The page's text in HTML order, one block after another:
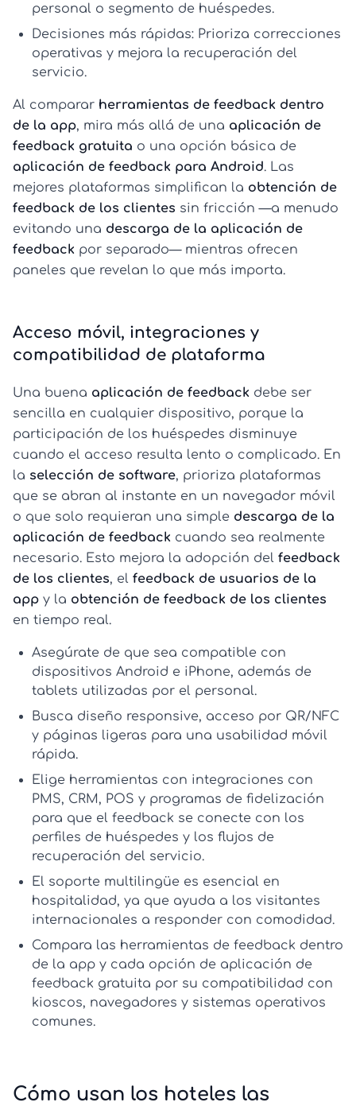
personal o segmento de huéspedes.
Decisiones más rápidas: Prioriza correcciones
operativas y mejora la recuperación del
servicio.
Al comparar herramientas de feedback dentro
de la app, mira más allá de una aplicación de
feedback gratuita o una opción básica de
aplicación de feedback para Android. Las
mejores plataformas simplifican la obtención de
feedback de los clientes sin fricción —a menudo
evitando una descarga de la aplicación de
feedback por separado— mientras ofrecen
paneles que revelan lo que más importa.
Acceso móvil, integraciones y
compatibilidad de plataforma
Una buena aplicación de feedback debe ser
sencilla en cualquier dispositivo, porque la
participación de los huéspedes disminuye
cuando el acceso resulta lento o complicado. En
la selección de software, prioriza plataformas
que se abran al instante en un navegador móvil
o que solo requieran una simple descarga de la
aplicación de feedback cuando sea realmente
necesario. Esto mejora la adopción del feedback
de los clientes, el feedback de usuarios de la
app y la obtención de feedback de los clientes
en tiempo real.
Asegúrate de que sea compatible con
dispositivos Android e iPhone, además de
tablets utilizadas por el personal.
Busca diseño responsive, acceso por QR/NFC
y páginas ligeras para una usabilidad móvil
rápida.
Elige herramientas con integraciones con
PMS, CRM, POS y programas de fidelización
para que el feedback se conecte con los
perfiles de huéspedes y los flujos de
recuperación del servicio.
El soporte multilingüe es esencial en
hospitalidad, ya que ayuda a los visitantes
internacionales a responder con comodidad.
Compara las herramientas de feedback dentro
de la app y cada opción de aplicación de
feedback gratuita por su compatibilidad con
kioscos, navegadores y sistemas operativos
comunes.
Cómo usan los hoteles las